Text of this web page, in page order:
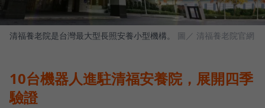
清福養老院是台灣最大型長照安養小型機構。 圖／ 清福養老院官網
10台機器人進駐清福安養院，展開四季
驗證